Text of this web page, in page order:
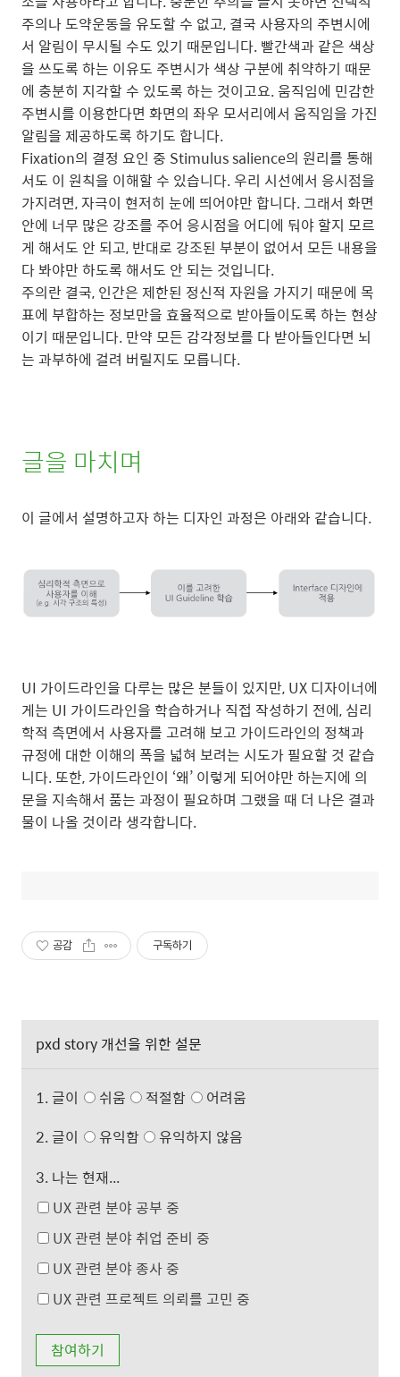
주의나 도약운동을 유도할 수 없고, 결국 사용자의 주변시에
서 알림이 무시될 수도 있기 때문입니다. 빨간색과 같은 색상
을 쓰도록 하는 이유도 주변시가 색상 구분에 취약하기 때문
에 충분히 지각할 수 있도록 하는 것이고요. 움직임에 민감한
주변시를 이용한다면 화면의 좌우 모서리에서 움직임을 가진
알림을 제공하도록 하기도 합니다.
Fixation의 결정 요인 중 Stimulus salience의 원리를 통해
서도 이 원칙을 이해할 수 있습니다. 우리 시선에서 응시점을
가지려면, 자극이 현저히 눈에 띄어야만 합니다. 그래서 화면
안에 너무 많은 강조를 주어 응시점을 어디에 둬야 할지 모르
게 해서도 안 되고, 반대로 강조된 부분이 없어서 모든 내용을
다 봐야만 하도록 해서도 안 되는 것입니다.
주의란 결국, 인간은 제한된 정신적 자원을 가지기 때문에 목
표에 부합하는 정보만을 효율적으로 받아들이도록 하는 현상
이기 때문입니다. 만약 모든 감각정보를 다 받아들인다면 뇌
는 과부하에 걸려 버릴지도 모릅니다.
글을 마치며
이 글에서 설명하고자 하는 디자인 과정은 아래와 같습니다.
UI 가이드라인을 다루는 많은 분들이 있지만, UX 디자이너에
게는 UI 가이드라인을 학습하거나 직접 작성하기 전에, 심리
학적 측면에서 사용자를 고려해 보고 가이드라인의 정책과
규정에 대한 이해의 폭을 넓혀 보려는 시도가 필요할 것 같습
니다. 또한, 가이드라인이 ‘왜’ 이렇게 되어야만 하는지에 의
문을 지속해서 품는 과정이 필요하며 그랬을 때 더 나은 결과
물이 나올 것이라 생각합니다.
공감 구독하기
pxd story 개선을 위한 설문
1. 글이 쉬움 적절함
어려움
2. 글이
유익함
유익하지 않음
3. 나는 현재...
UX 관련 분야 공부 중
UX 관련 분야 취업 준비 중
UX 관련 분야 종사 중
UX 관련 프로젝트 의뢰를 고민 중